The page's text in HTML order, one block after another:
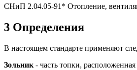
СНиП 2.04.05-91* Отопление,
3 Определения
В настоящем стандарте применяют
Зольник - часть топки,